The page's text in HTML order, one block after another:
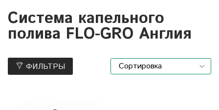
Система капельного
полива FLO-GRO Англия
ФИЛЬТРЫ